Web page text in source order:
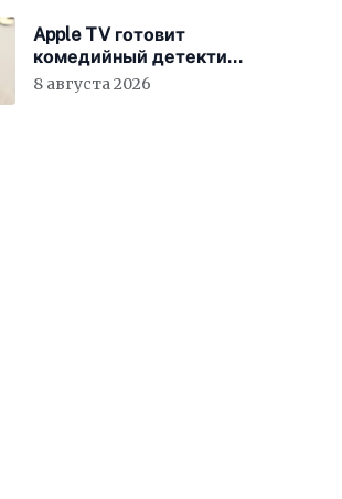
Apple TV готовит
комедийный детектив
с Джеймсом
8 августа 2026